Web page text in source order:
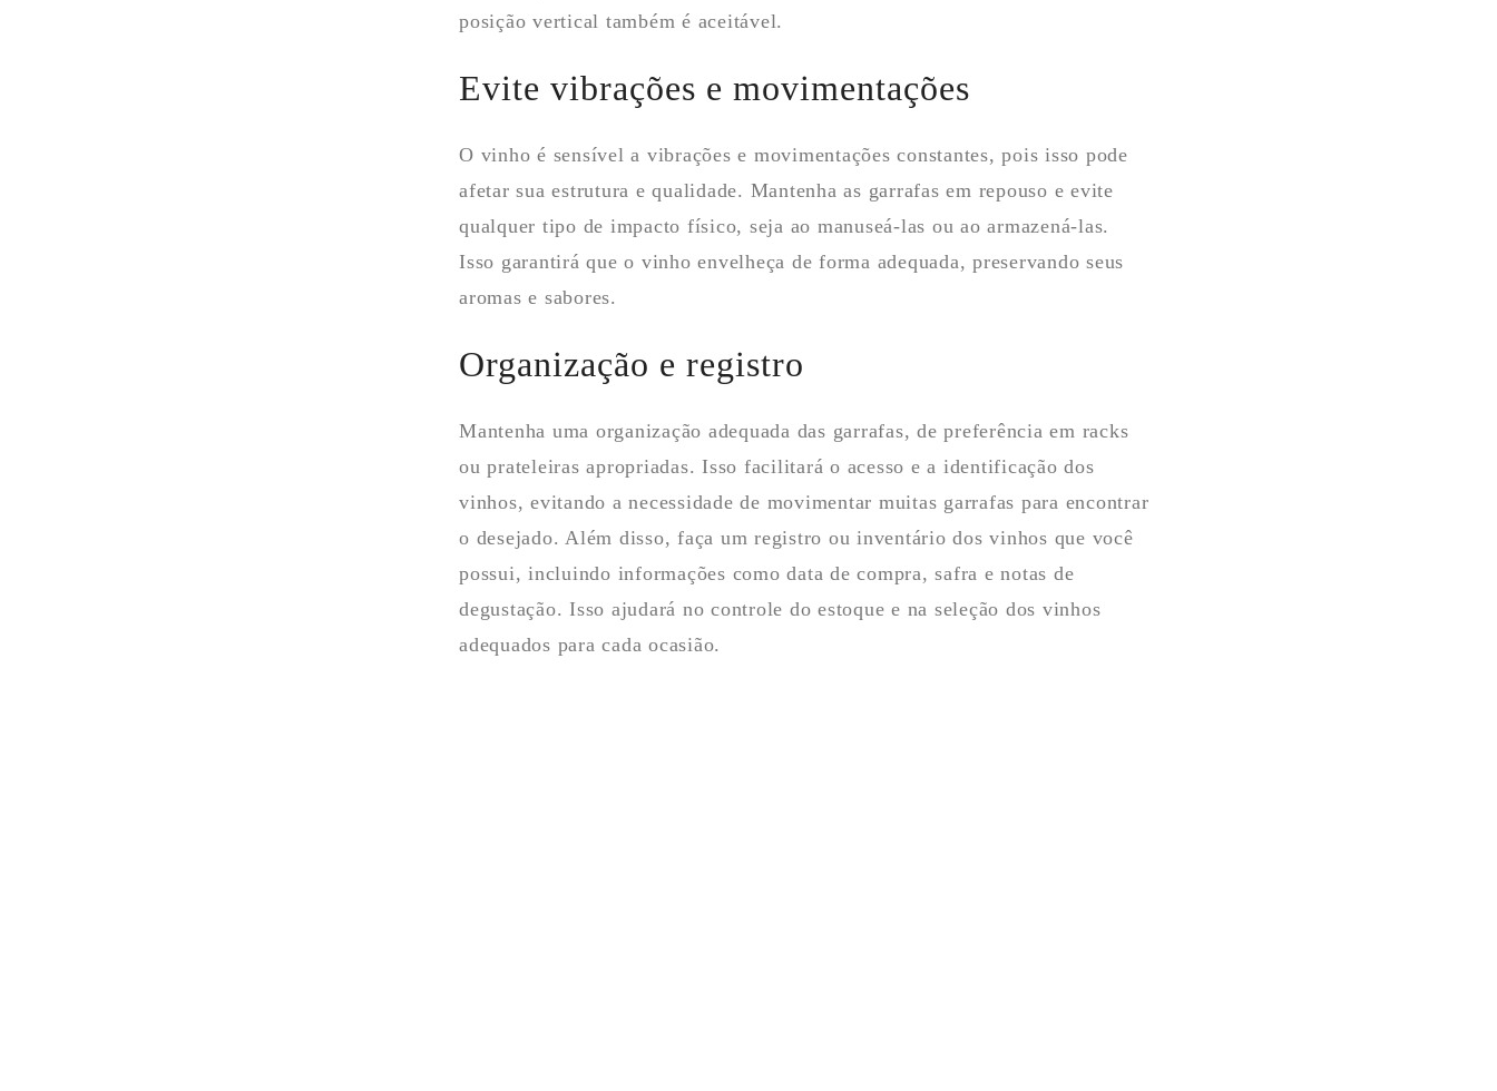
posição vertical também é aceitável.
Evite vibrações e movimentações
O vinho é sensível a vibrações e movimentações constantes, pois isso pode
afetar sua estrutura e qualidade. Mantenha as garrafas em repouso e evite
qualquer tipo de impacto físico, seja ao manuseá-las ou ao armazená-las.
Isso garantirá que o vinho envelheça de forma adequada, preservando seus
aromas e sabores.
Organização e registro
Mantenha uma organização adequada das garrafas, de preferência em racks
ou prateleiras apropriadas. Isso facilitará o acesso e a identificação dos
vinhos, evitando a necessidade de movimentar muitas garrafas para encontrar
o desejado. Além disso, faça um registro ou inventário dos vinhos que você
possui, incluindo informações como data de compra, safra e notas de
degustação. Isso ajudará no controle do estoque e na seleção dos vinhos
adequados para cada ocasião.